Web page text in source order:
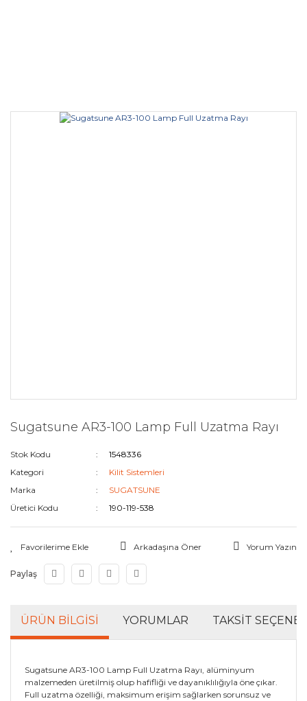
Sugatsune AR3-100 Lamp Full Uzatma Rayı
Stok Kodu
1548336
Kategori
Kilit Sistemleri
Marka
SUGATSUNE
Üretici Kodu
190-119-538
Arkadaşına Öner Yorum Yazın
Paylaş
ÜRÜN BILGISI YORUMLAR TAKSIT
Sugatsune AR3-100 Lamp Full Uzatma Rayı, alüminyum
malzemeden üretilmiş olup hafifliği ve dayanıklılığıyla öne çıkar.
Full uzatma özelliği, maksimum erişim sağlarken sorunsuz ve